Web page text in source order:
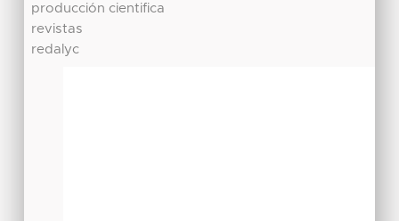
producción cientifica
revistas
redalyc